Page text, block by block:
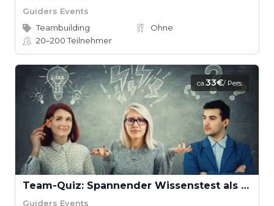
Guiders Events
Teambuilding
Ohne
20–200Teilnehmer
ca.33€/ Pers.
Team-Quiz: Spannender Wissenstest als Teamevent
Guiders Events